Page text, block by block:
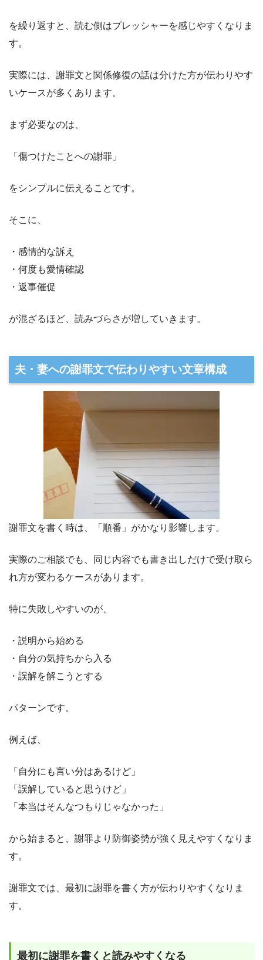
を繰り返すと、読む側はプレッシャーを感じやすくなりま
す。
実際には、謝罪文と関係修復の話は分けた方が伝わりやす
いケースが多くあります。
まず必要なのは、
「傷つけたことへの謝罪」
をシンプルに伝えることです。
そこに、
・感情的な訴え
・何度も愛情確認
・返事催促
が混ざるほど、読みづらさが増していきます。
夫・妻への謝罪文で伝わりやすい文章構成
謝罪文を書く時は、「順番」がかなり影響します。
実際のご相談でも、同じ内容でも書き出しだけで受け取ら
れ方が変わるケースがあります。
特に失敗しやすいのが、
・説明から始める
・自分の気持ちから入る
・誤解を解こうとする
パターンです。
例えば、
「自分にも言い分はあるけど」
「誤解していると思うけど」
「本当はそんなつもりじゃなかった」
から始まると、謝罪より防御姿勢が強く見えやすくなりま
す。
謝罪文では、最初に謝罪を書く方が伝わりやすくなりま
す。
最初に謝罪を書くと読みやすくなる